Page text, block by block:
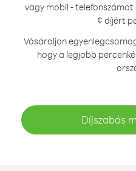
vagy mobil -
¢ díjért
Vásároljon
hogy a legjobb
Díjszabás